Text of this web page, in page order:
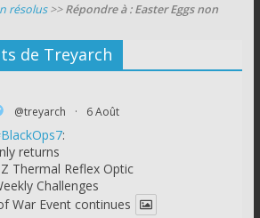
résolus>>Répondre à : Easter Eggs non
de Treyarch
@treyarch · 6 Août
:
returns
Thermal Reflex Optic
Challenges
War Event continues